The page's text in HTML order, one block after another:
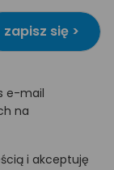
zapisz się >
e-mail
na
i akceptuję